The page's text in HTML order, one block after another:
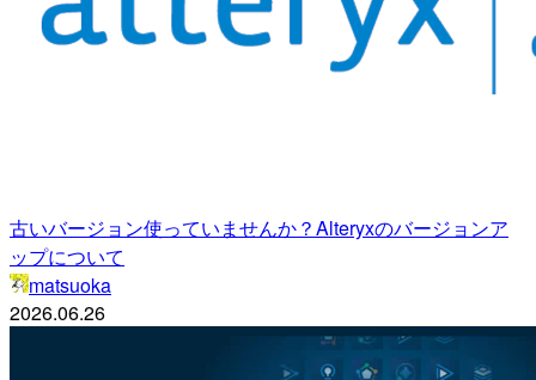
古いバージョン使っていませんか？Alteryxのバージョンア
ップについて
matsuoka
2026.06.26